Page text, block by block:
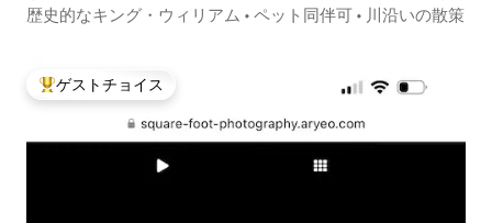
歴史的なキング・ウィリアム • ペット同伴可 • 川沿いの散策
大好評のゲストチョイスです。
ゲストチョイス